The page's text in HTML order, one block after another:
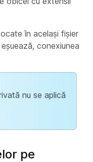
în același fișier
conexiunea
nu se aplică
pe